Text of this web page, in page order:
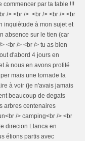
commencer par ta table !!!
/> <br /> <br /> <br /> <br
inquiètude à mon sujet et
absence sur le tien (car
<br /> <br /> tu as bien
d'abord 4 jours en
à nous en avons profité
mais une tornade la
à voir (je n'avais jamais
beaucoup de degats
arbres centenaires
/> camping<br /> <br
direcion Llanca en
étions partis avec